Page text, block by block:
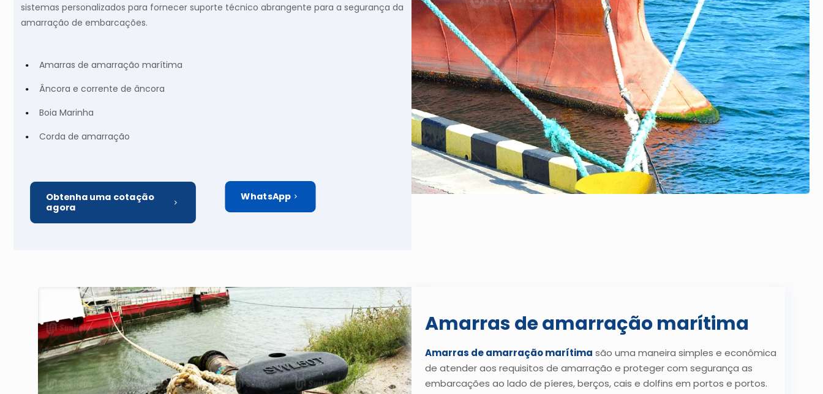
sistemas personalizados para fornecer suporte técnico abrangente para a segurança da
amarração de embarcações.
Amarras de amarração marítima
Âncora e corrente de âncora
Boia Marinha
Corda de amarração
Obtenha uma cotação
agora
WhatsApp
Amarras de amarração marítima
Amarras de amarração marítima são uma maneira simples e econômica
de atender aos requisitos de amarração e proteger com segurança as
embarcações ao lado de píeres, berços, cais e dolfins em portos e portos.